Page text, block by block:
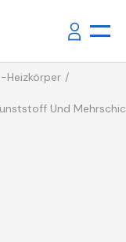
Heizkörper
Und